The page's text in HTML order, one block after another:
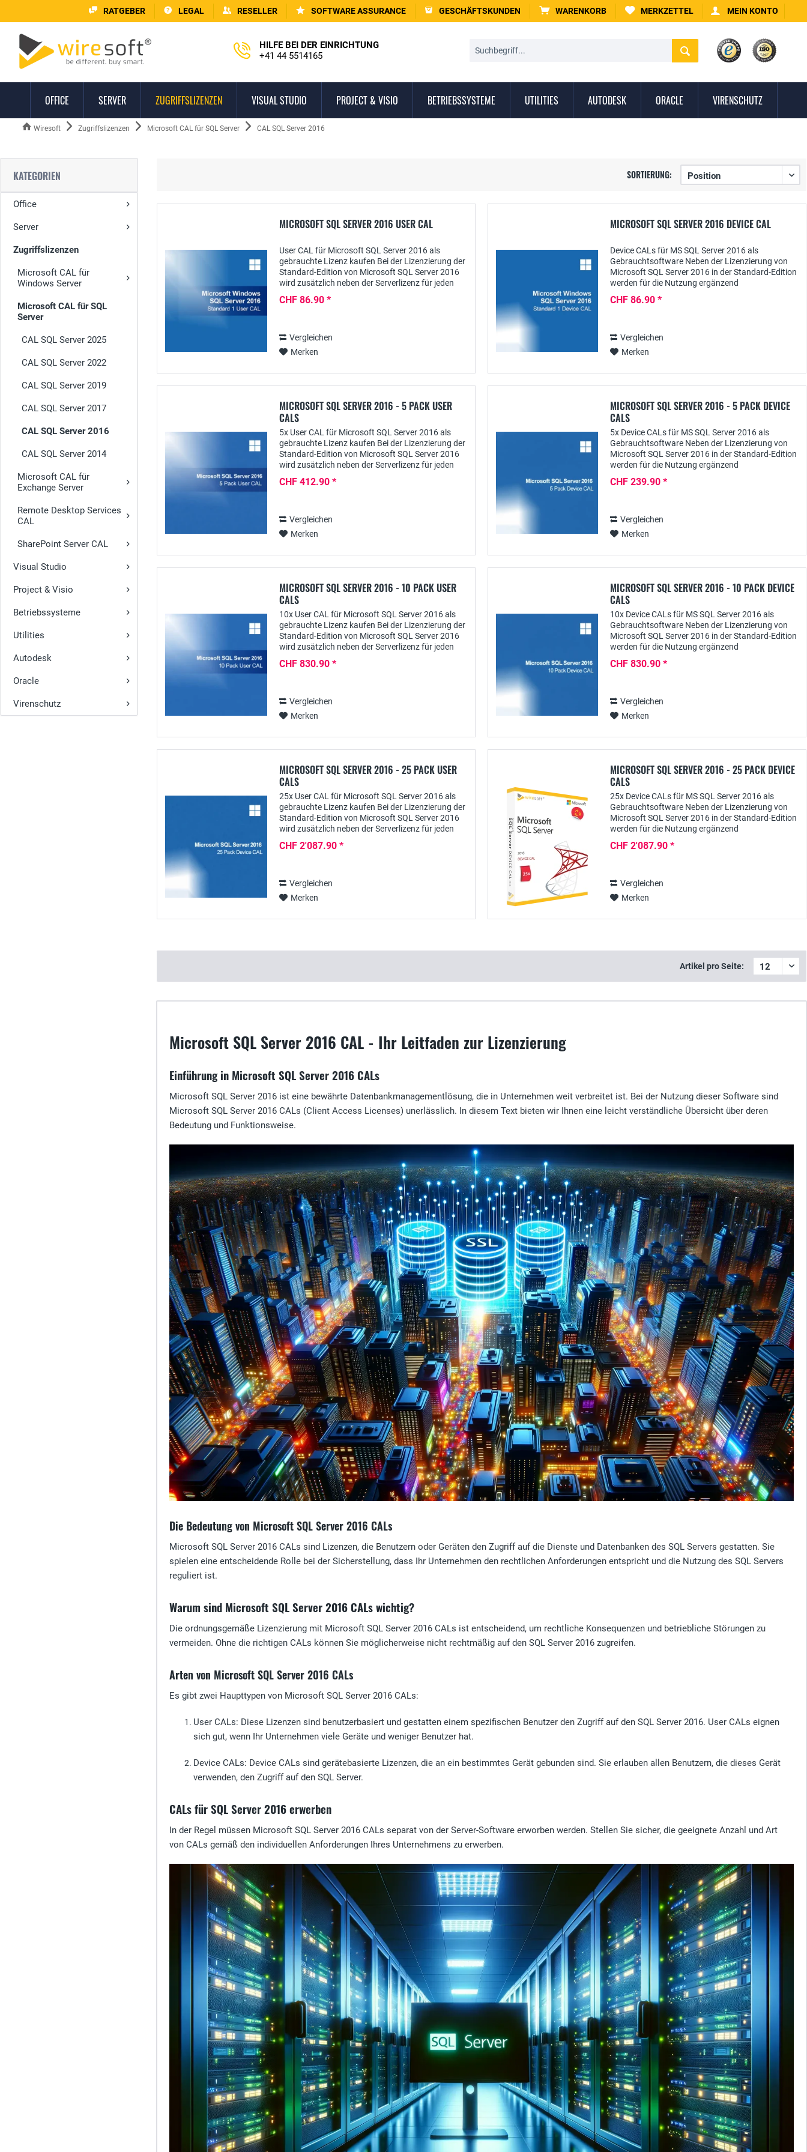
RATGEBER LEGAL RESELLER SOFTWARE ASSURANCE GESCHÄFTSKUNDEN WARENKORB MERKZETTEL MEIN KONTO
HILFE BEI DER EINRICHTUNG
+41 44 5514165
OFFICE SERVER ZUGRIFFSLIZENZEN VISUAL STUDIO PROJECT & VISIO BETRIEBSSYSTEME UTILITIES AUTODESK ORACLE VIRENSCHUTZ
Wiresoft Zugriffslizenzen Microsoft CAL für SQL Server CAL SQL Server 2016
KATEGORIEN
Office
Server
Zugriffslizenzen
Microsoft CAL für
Windows Server
Microsoft CAL für SQL
Server
CAL SQL Server 2025
CAL SQL Server 2022
CAL SQL Server 2019
CAL SQL Server 2017
CAL SQL Server 2016
CAL SQL Server 2014
Microsoft CAL für
Exchange Server
Remote Desktop Services
CAL
SharePoint Server CAL
Visual Studio
Project & Visio
Betriebssysteme
Utilities
Autodesk
Oracle
Virenschutz
SORTIERUNG:
MICROSOFT SQL SERVER 2016 USER CAL
User CAL für Microsoft SQL Server 2016 als
gebrauchte Lizenz kaufen Bei der Lizenzierung der
Standard-Edition von Microsoft SQL Server 2016
wird zusätzlich neben der Serverlizenz für jeden
CHF 86.90 *
Vergleichen
Merken
MICROSOFT SQL SERVER 2016 DEVICE CAL
Device CALs für MS SQL Server 2016 als
Gebrauchtsoftware Neben der Lizenzierung von
Microsoft SQL Server 2016 in der Standard-Edition
werden für die Nutzung ergänzend
Server 2016 Device...
CHF 86.90 *
Vergleichen
Merken
MICROSOFT SQL SERVER 2016 - 5 PACK USER
CALS
5x User CAL für Microsoft SQL Server 2016 als
gebrauchte Lizenz kaufen Bei der Lizenzierung der
Standard-Edition von Microsoft SQL Server 2016
wird zusätzlich neben der Serverlizenz für jeden
CHF 412.90 *
Vergleichen
Merken
MICROSOFT SQL SERVER 2016 - 5 PACK DEVICE
CALS
5x Device CALs für MS SQL Server 2016 als
Gebrauchtsoftware Neben der Lizenzierung von
Microsoft SQL Server 2016 in der Standard-Edition
werden für die Nutzung ergänzend
Server 2016 Device...
CHF 239.90 *
Vergleichen
Merken
MICROSOFT SQL SERVER 2016 - 10 PACK USER
CALS
10x User CAL für Microsoft SQL Server 2016 als
gebrauchte Lizenz kaufen Bei der Lizenzierung der
Standard-Edition von Microsoft SQL Server 2016
wird zusätzlich neben der Serverlizenz für jeden
CHF 830.90 *
Vergleichen
Merken
MICROSOFT SQL SERVER 2016 - 10 PACK DEVICE
CALS
10x Device CALs für MS SQL Server 2016 als
Gebrauchtsoftware Neben der Lizenzierung von
Microsoft SQL Server 2016 in der Standard-Edition
werden für die Nutzung ergänzend
Server 2016 Device...
CHF 830.90 *
Vergleichen
Merken
MICROSOFT SQL SERVER 2016 - 25 PACK USER
CALS
25x User CAL für Microsoft SQL Server 2016 als
gebrauchte Lizenz kaufen Bei der Lizenzierung der
Standard-Edition von Microsoft SQL Server 2016
wird zusätzlich neben der Serverlizenz für jeden
CHF 2'087.90 *
Vergleichen
Merken
MICROSOFT SQL SERVER 2016 - 25 PACK DEVICE
CALS
25x Device CALs für MS SQL Server 2016 als
Gebrauchtsoftware Neben der Lizenzierung von
Microsoft SQL Server 2016 in der Standard-Edition
werden für die Nutzung ergänzend
Server 2016 Device...
CHF 2'087.90 *
Vergleichen
Merken
Artikel pro Seite:
Microsoft SQL Server 2016 CAL - Ihr Leitfaden zur Lizenzierung
Einführung in Microsoft SQL Server 2016 CALs
Microsoft SQL Server 2016 ist eine bewährte Datenbankmanagementlösung, die in Unternehmen weit verbreitet ist. Bei der Nutzung dieser Software sind
Microsoft SQL Server 2016 CALs (Client Access Licenses) unerlässlich. In diesem Text bieten wir Ihnen eine leicht verständliche Übersicht über deren
Bedeutung und Funktionsweise.
Die Bedeutung von Microsoft SQL Server 2016 CALs
Microsoft SQL Server 2016 CALs sind Lizenzen, die Benutzern oder Geräten den Zugriff auf die Dienste und Datenbanken des SQL Servers gestatten. Sie
spielen eine entscheidende Rolle bei der Sicherstellung, dass Ihr Unternehmen den rechtlichen Anforderungen entspricht und die Nutzung des SQL Servers
reguliert ist.
Warum sind Microsoft SQL Server 2016 CALs wichtig?
Die ordnungsgemäße Lizenzierung mit Microsoft SQL Server 2016 CALs ist entscheidend, um rechtliche Konsequenzen und betriebliche Störungen zu
vermeiden. Ohne die richtigen CALs können Sie möglicherweise nicht rechtmäßig auf den SQL Server 2016 zugreifen.
Arten von Microsoft SQL Server 2016 CALs
Es gibt zwei Haupttypen von Microsoft SQL Server 2016 CALs:
User CALs: Diese Lizenzen sind benutzerbasiert und gestatten einem spezifischen Benutzer den Zugriff auf den SQL Server 2016. User CALs eignen
sich gut, wenn Ihr Unternehmen viele Geräte und weniger Benutzer hat.
Device CALs: Device CALs sind gerätebasierte Lizenzen, die an ein bestimmtes Gerät gebunden sind. Sie erlauben allen Benutzern, die dieses Gerät
verwenden, den Zugriff auf den SQL Server.
CALs für SQL Server 2016 erwerben
In der Regel müssen Microsoft SQL Server 2016 CALs separat von der Server-Software erworben werden. Stellen Sie sicher, die geeignete Anzahl und Art
von CALs gemäß den individuellen Anforderungen Ihres Unternehmens zu erwerben.